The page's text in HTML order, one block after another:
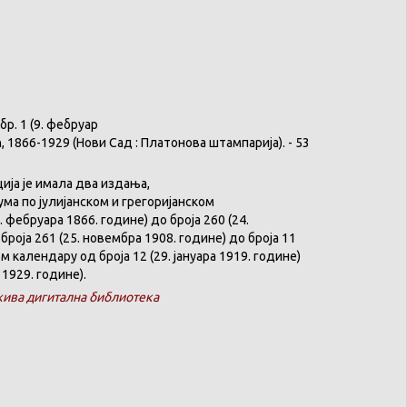
бр. 1 (9. фебруар
, 1866-1929 (Нови Сад : Платонова штампарија). - 53
је имала два издања,
по јулијанском и грегоријанском
фебруара 1866. године) до броја 260 (24.
261 (25. новембра 1908. године) до броја 11
календаруод броја 12 (29. јануара 1919. године)
године).
дигитална библиотека